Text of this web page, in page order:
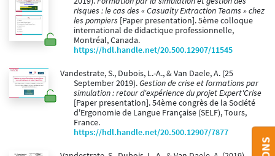
risques : le cas des « Casualty Extraction Teams » chez
les pompiers [Paper presentation]. 5ème colloque
international de didactique professionnelle,
Montréal, Canada.
https://hdl.handle.net/20.500.12907/11545
Vandestrate, S., Dubois, L.-A., & Van Daele, A. (25
September 2019).Gestion de crise et formations par
simulation : retour d'expérience du projet Expert'Crise
[Paper presentation]. 54ème congrès de la Société
d'Ergonomie de Langue Française (SELF), Tours,
France.
https://hdl.handle.net/20.500.12907/7877